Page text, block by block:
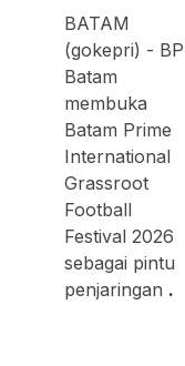
BATAM
(gokepri) - BP
Batam
membuka
Batam Prime
International
Grassroot
Football
Festival 2026
sebagai pintu
penjaringan .